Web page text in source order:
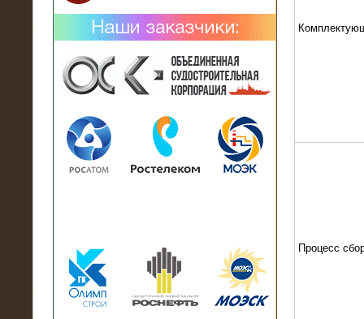
02.02.2019
Нагрузочный комплекс 26 МВт (10
кВ) поставлен в аренду на
Процесс